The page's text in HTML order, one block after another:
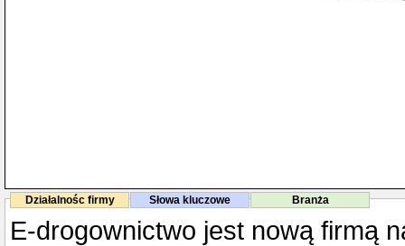
Działalnośc firmy Słowa kluczowe Branża
E-drogownictwo jest nową firmą